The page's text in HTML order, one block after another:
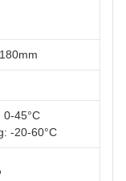
0-45°C
-20-60°C